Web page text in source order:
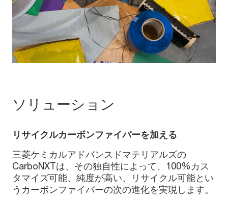
ソリューション
リサイクルカーボンファイバーを加える
三菱ケミカルアドバンスドマテリアルズの
CarboNXTは、その独自性によって、100%カス
タマイズ可能、純度が高い、リサイクル可能とい
うカーボンファイバーの次の進化を実現します。